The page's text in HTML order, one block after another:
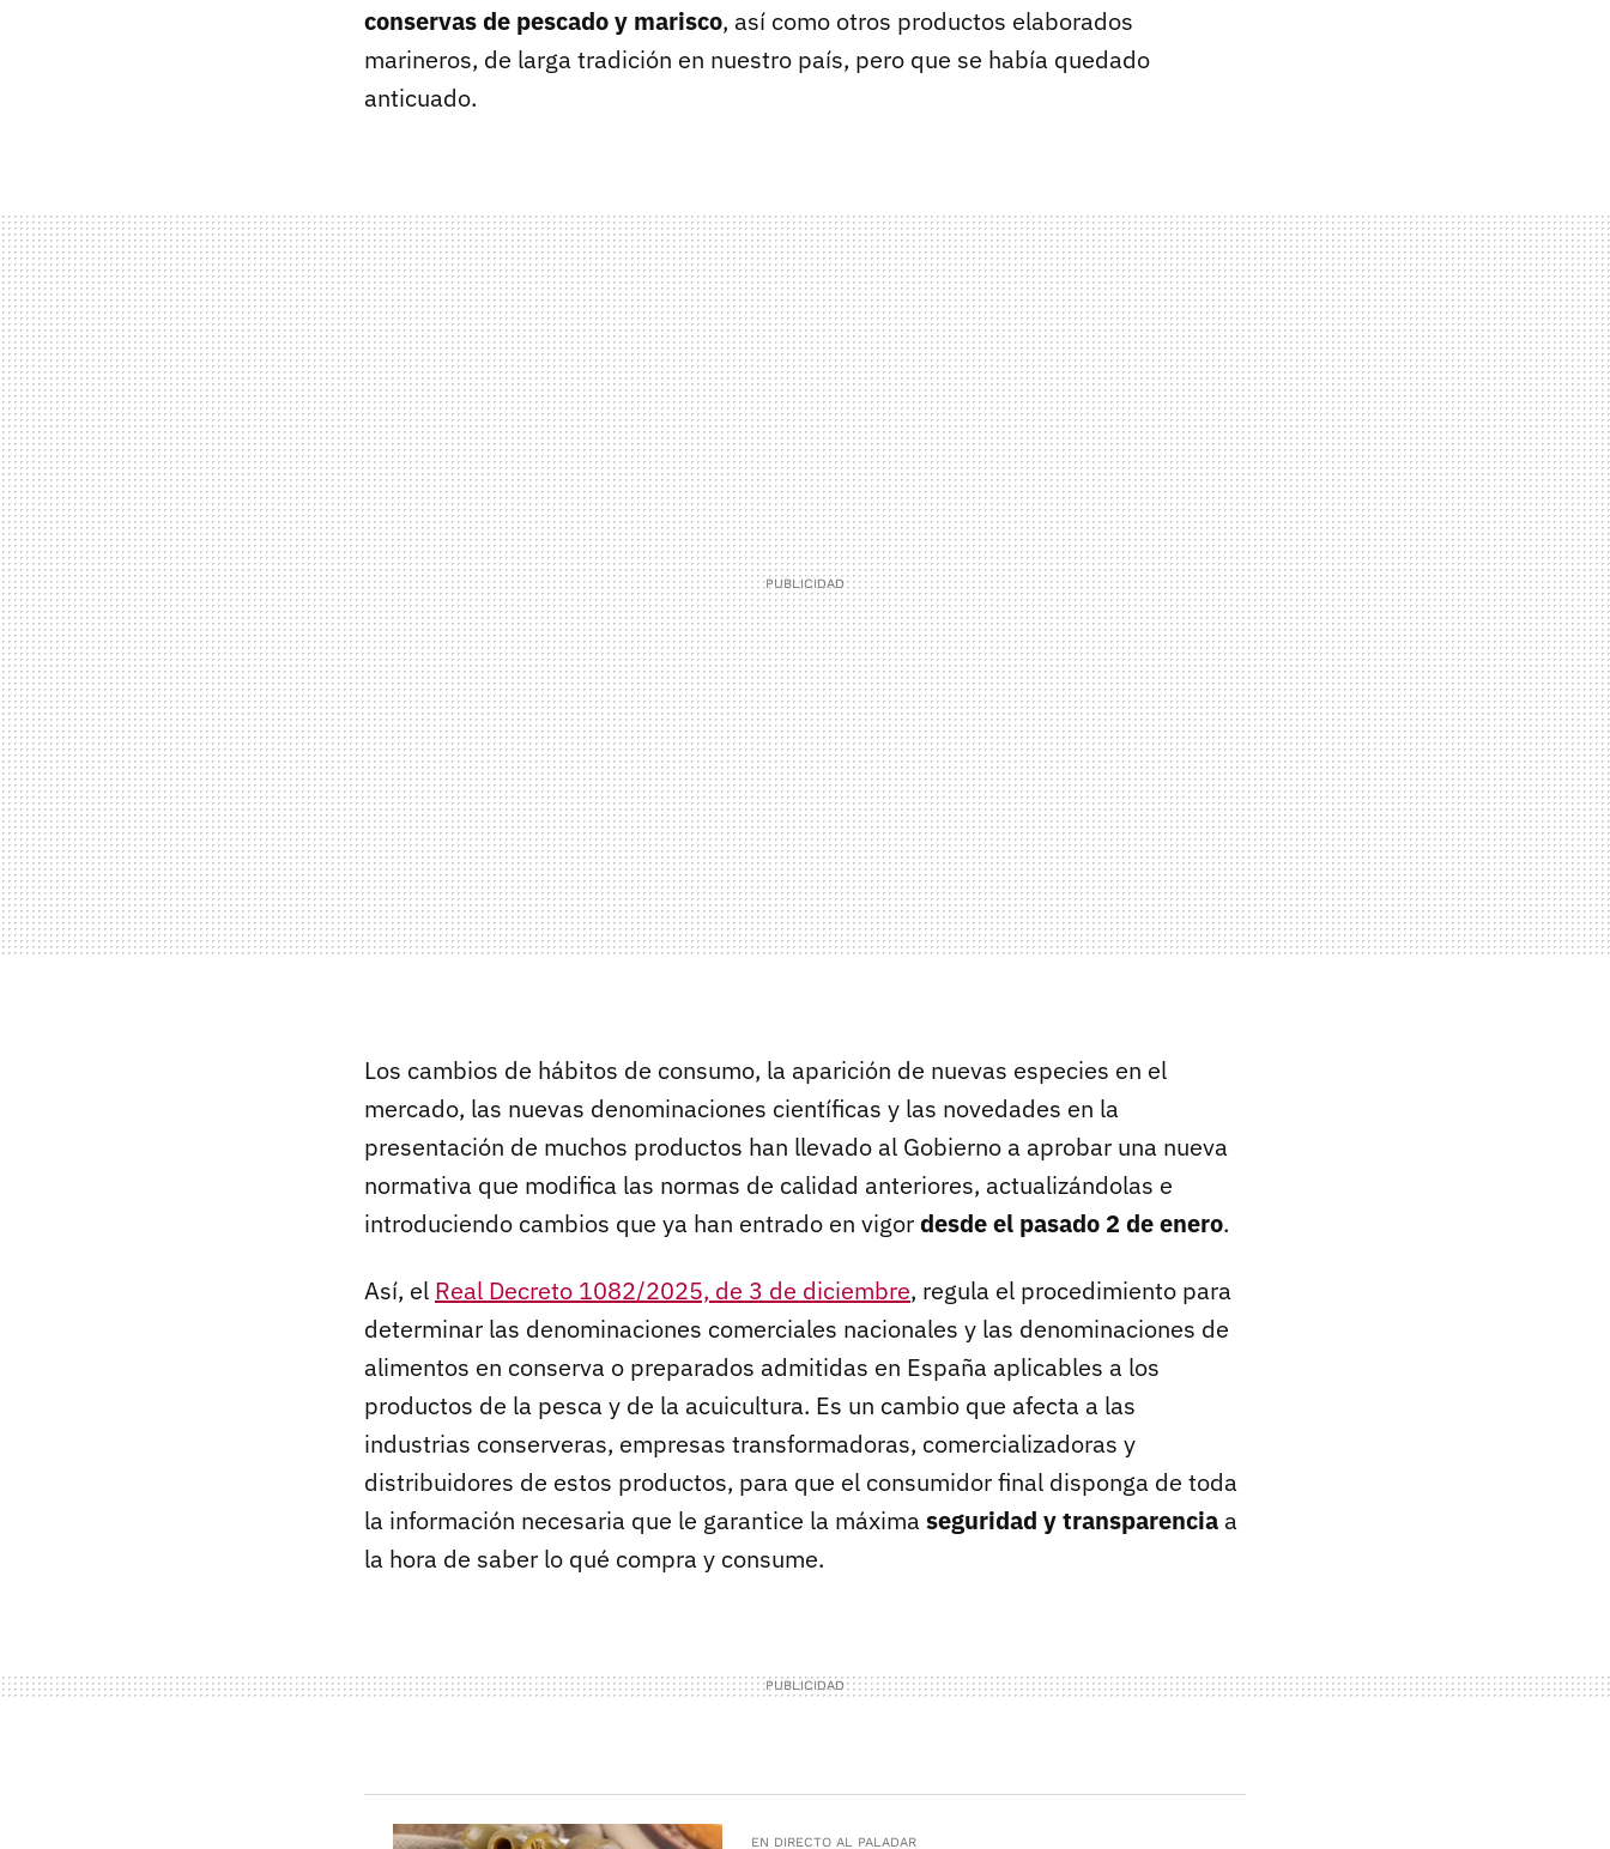
conservas de pescado y marisco, así como otros productos elaborados
marineros, de larga tradición en nuestro país, pero que se había quedado
anticuado.
Los cambios de hábitos de consumo, la aparición de nuevas especies en el
mercado, las nuevas denominaciones científicas y las novedades en la
presentación de muchos productos han llevado al Gobierno a aprobar una nueva
normativa que modifica las normas de calidad anteriores, actualizándolas e
introduciendo cambios que ya han entrado en vigordesde el pasado 2 de enero.
Así, el Real Decreto 1082/2025, de 3 de diciembre, regula el procedimiento para
determinar las denominaciones comerciales nacionales y las denominaciones de
alimentos en conserva o preparados admitidas en España aplicables a los
productos de la pesca y de la acuicultura. Es un cambio que afecta a las
industrias conserveras, empresas transformadoras, comercializadoras y
distribuidores de estos productos, para que el consumidor final disponga de toda
la información necesaria que le garantice la máxima seguridad y transparencia a
la hora de saber lo qué compra y consume.
EN DIRECTO AL PALADAR